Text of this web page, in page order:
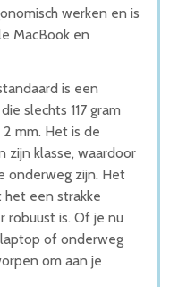
werken en is
MacBook en
is een
slechts 117 gram
mm. Het is de
zijn klasse, waardoor
onderweg zijn. Het
een strakke
robuust is. Of je nu
of onderweg
om aan je